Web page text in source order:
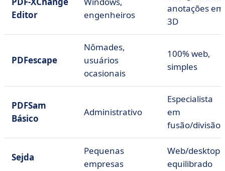
Editor
engenheiros
anotações em
3D
PDFescape
Nômades,
usuários
ocasionais
100% web,
simples
PDFSam
Básico
Administrativo
Especialista
em
fusão/divisão
Sejda
Pequenas
empresas
Web/desktop
equilibrado